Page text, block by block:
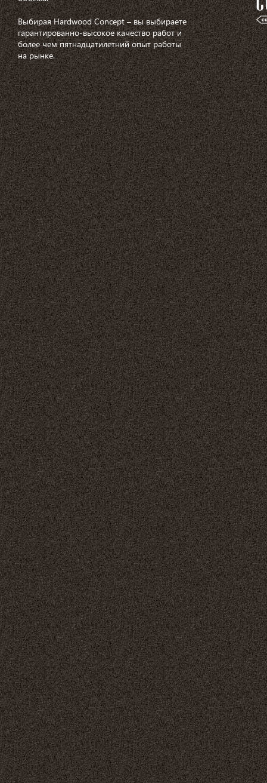
Выбирая Hardwood Concept – вы выбираете
гарантированно-высокое качество работ и
более чем пятнадцатилетний опыт работы
на рынке.